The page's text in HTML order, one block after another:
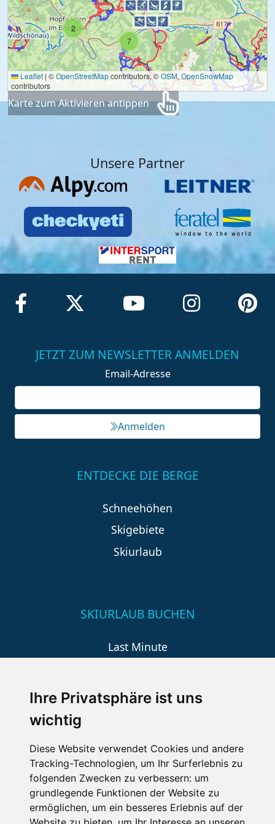
Ihre Privatsphäre ist uns
wichtig
Diese Website verwendet Cookies und andere
Tracking-Technologien, um Ihr Surferlebnis zu
folgenden Zwecken zu verbessern: um
grundlegende Funktionen der Website zu
ermöglichen, um ein besseres Erlebnis auf der
2
7
Leaflet | ©OpenStreetMapcontributors, ©OSM, OpenSnowMap
contributors
Karte zum Aktivieren antippen
Unsere Partner
JETZT ZUM NEWSLETTER ANMELDEN
Email-Adresse
Anmelden
ENTDECKE DIE BERGE
Schneehöhen
Skigebiete
Skiurlaub
SKIURLAUB BUCHEN
Last Minute
Wellness
SCHNEEHÖHEN SKI APP
Die Schneehoehen Ski APP für iOS und Android - Ein
Muss für alle Wintersportler und Schneefreaks!